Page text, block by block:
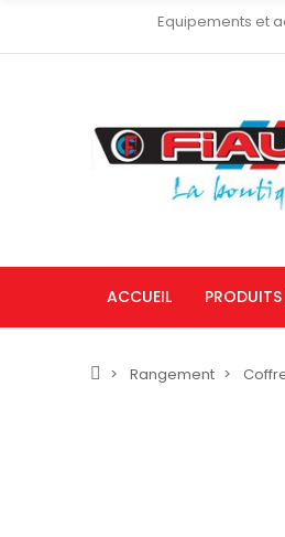
Equipements et
ACCUEIL PRODUITS
Rangement